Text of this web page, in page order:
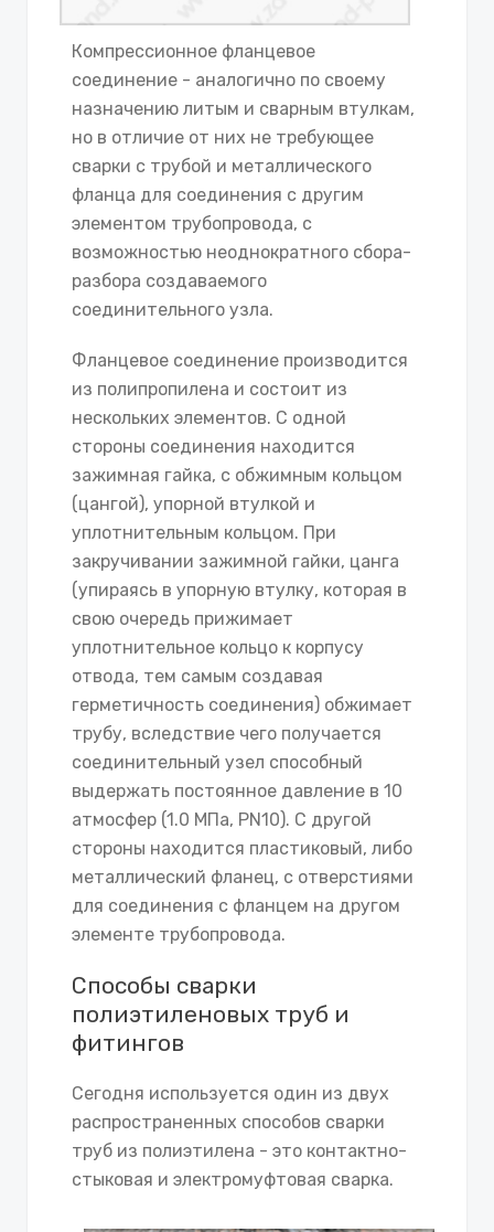
Компрессионное фланцевое
соединение - аналогично по своему
назначению литым и сварным втулкам,
но в отличие от них не требующее
сварки с трубой и металлического
фланца для соединения с другим
элементом трубопровода, с
возможностью неоднократного сбора-
разбора создаваемого
соединительного узла.
Фланцевое соединение производится
из полипропилена и состоит из
нескольких элементов. С одной
стороны соединения находится
зажимная гайка, с обжимным кольцом
(цангой), упорной втулкой и
уплотнительным кольцом. При
закручивании зажимной гайки, цанга
(упираясь в упорную втулку, которая в
свою очередь прижимает
уплотнительное кольцо к корпусу
отвода, тем самым создавая
герметичность соединения) обжимает
трубу, вследствие чего получается
соединительный узел способный
выдержать постоянное давление в 10
атмосфер (1.0 МПа, PN10). С другой
стороны находится пластиковый, либо
металлический фланец, с отверстиями
для соединения с фланцем на другом
элементе трубопровода.
Способы сварки
полиэтиленовых труб и
фитингов
Сегодня используется один из двух
распространенных способов сварки
труб из полиэтилена - это контактно-
стыковая и электромуфтовая сварка.